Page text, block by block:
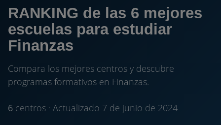
RANKING de las 6 mejores
escuelas para estudiar
Finanzas
Compara los mejores centros y descubre
programas formativos en Finanzas.
6 centros · Actualizado 7 de junio de 2024